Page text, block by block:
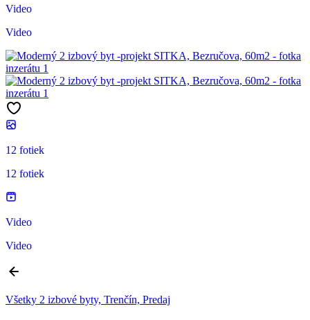
Video
Video
12 fotiek
12 fotiek
Video
Video
Všetky 2 izbové byty, Trenčín, Predaj